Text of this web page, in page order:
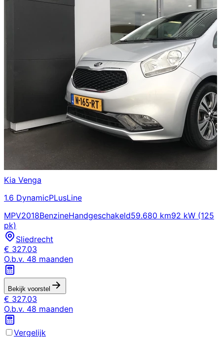
Kia Venga
1.6 DynamicPLusLine
MPV2018BenzineHandgeschakeld59.680 km92 kW (125
pk)
Sliedrecht
€ 327,03
O.b.v. 48 maanden
Bekijk voorstel
€ 327,03
O.b.v. 48 maanden
Vergelijk